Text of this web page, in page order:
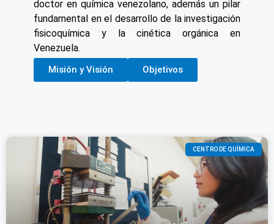
doctor en química venezolano, además un pilar
fundamental en el desarrollo de la investigación
fisicoquímica y la cinética orgánica en
Venezuela.
Misión y Visión Objetivos
CENTRO DE QUÍMICA